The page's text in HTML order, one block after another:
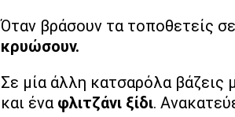
Όταν βράσουν τα τοποθετείς
κρυώσουν.
Σε μία άλλη κατσαρόλα βάζεις
και ένα φλιτζάνι ξίδι.